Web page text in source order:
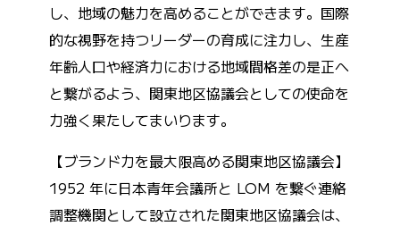
し、地域の魅力を高めることができます。国際
的な視野を持つリーダーの育成に注力し、生産
年齢人口や経済力における地域間格差の是正へ
と繋がるよう、関東地区協議会としての使命を
力強く果たしてまいります。
【ブランド力を最大限高める関東地区協議会】
1952 年に日本青年会議所と LOM を繋ぐ連絡
調整機関として設立された関東地区協議会は、